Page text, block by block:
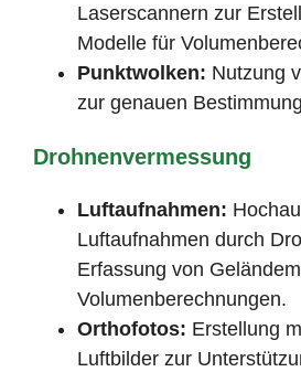
Laserscannern zur
Modelle für
Punktwolken: Nutzung
zur genauen
Drohnenvermessung
Luftaufnahmen:
Luftaufnahmen durch
Erfassung von
Volumenberechnungen.
Orthofotos: Erstellung
Luftbilder zur